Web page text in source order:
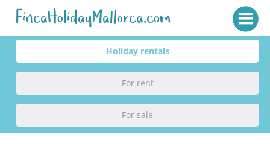
FincaHolidayMallorca.com
Holiday rentals
For rent
For sale